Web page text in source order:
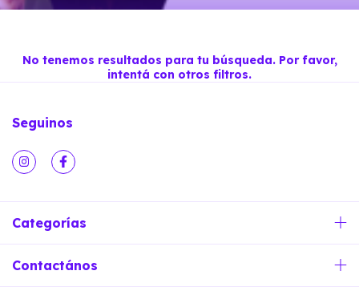
No tenemos resultados para tu búsqueda. Por favor,
intentá con otros filtros.
Seguinos
Categorías
Contactános